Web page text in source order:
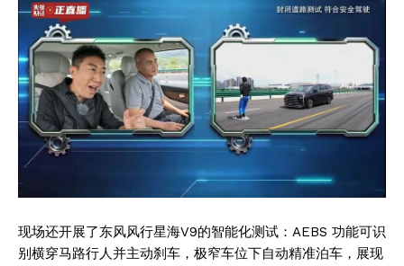
现场还开展了东风风行星海V9的智能化测试：AEBS 功能可识
别横穿马路行人并主动刹车，极窄车位下自动精准泊车，展现